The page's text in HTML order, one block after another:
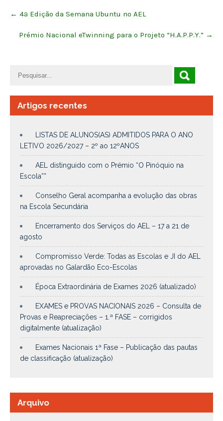
navigation
← 4ª Edição da Semana Ubuntu no AEL
Prémio Nacional eTwinning para o Projeto “H.A.P.P.Y.” →
Artigos recentes
LISTAS DE ALUNOS(AS) ADMITIDOS PARA O ANO
LETIVO 2026/2027 – 2º ao 12ºANOS
AEL distinguido com o Prémio “O Pinóquio na
Escola””
Conselho Geral acompanha a evolução das obras
na Escola Secundária
Encerramento dos Serviços do AEL – 17 a 21 de
agosto
Compromisso Verde: Todas as Escolas e JI do AEL
aprovadas no Galardão Eco-Escolas
Época Extraordinária de Exames 2026 (atualizado)
EXAMES e PROVAS NACIONAIS 2026 – Consulta de
Provas e Reapreciações – 1.ª FASE – corrigidos
digitalmente (atualização)
Exames Nacionais 1ª Fase – Publicação das pautas
de classificação (atualização)
Arquivo